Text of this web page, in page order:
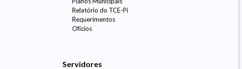
Relatório do TCE-Pi
Requerimentos
Ofícios
Servidores